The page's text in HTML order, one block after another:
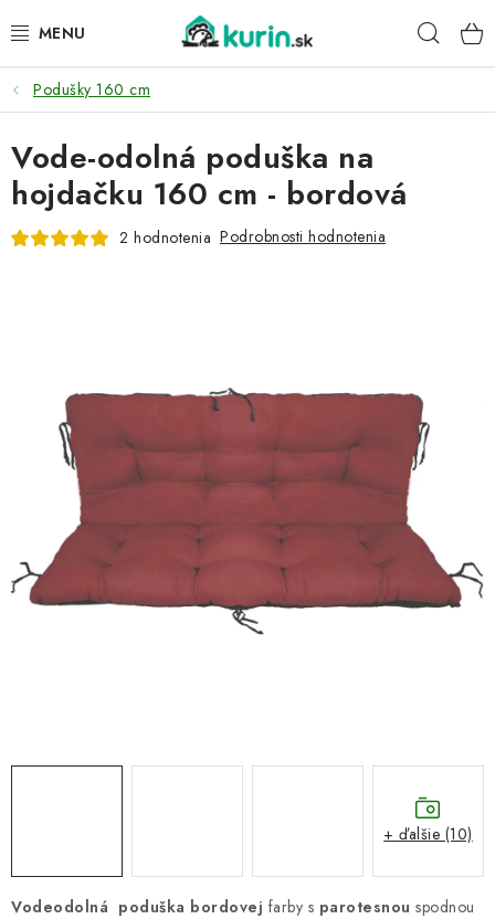
na
PRE HYDINU
PRE PSY
PRE ZAJACE
PRE VTÁKY
DARČEKOVÝ POUKAZ
Náš príbeh od začiatku
Blog
Hodnotenie obchodu
Obchodné podmienky
Pravidlá súťaží na Facebooku
Podušky 160 cm
Vodeodolná poduška bordovej farby s parotesnou spodnou
Vode-odolná poduška na
hojdačku 160 cm - bordová
2 hodnotenia Podrobnosti hodnotenia
+ ďalšie (10)